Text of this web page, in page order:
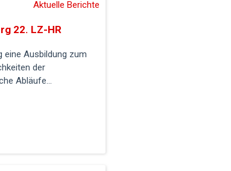
Aktuelle Berichte
22. LZ-HR
eine Ausbildung zum
der
Abläufe...